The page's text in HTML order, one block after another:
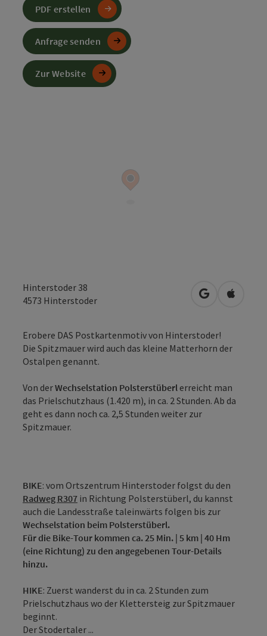
Hinterstoder 38
4573 Hinterstoder in Google
in
Erobere DAS Postkartenmotiv von Hinterstoder!
Die Spitzmauer wird auch das kleine Matterhorn der
Ostalpen genannt.
Von derWechselstation Polsterstüberl erreicht man
das Prielschutzhaus (1.420 m), in ca. 2 Stunden. Ab da
geht es dann noch ca. 2,5 Stunden weiter zur
Spitzmauer.
BIKE: vom Ortszentrum Hinterstoder folgst du den
Radweg R307 in Richtung Polsterstüberl, du kannst
auch die Landesstraße taleinwärts folgen bis zur
Wechselstation beim Polsterstüberl.
Für die Bike-Tour kommen ca. 25 Min. | 5 km | 40 Hm
(eine Richtung) zu den angegebenen Tour-Details
hinzu.
HIKE: Zuerst wanderst du in ca. 2 Stunden zum
Prielschutzhaus wo der Klettersteig zur Spitzmauer
beginnt.
Der Stodertaler ...
PDF erstellen
Anfrage senden
Zur Website